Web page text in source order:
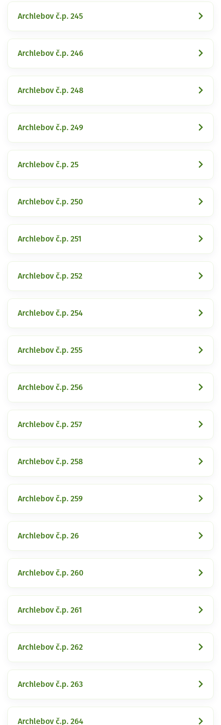
Archlebov č.p. 245
Archlebov č.p. 246
Archlebov č.p. 248
Archlebov č.p. 249
Archlebov č.p. 25
Archlebov č.p. 250
Archlebov č.p. 251
Archlebov č.p. 252
Archlebov č.p. 254
Archlebov č.p. 255
Archlebov č.p. 256
Archlebov č.p. 257
Archlebov č.p. 258
Archlebov č.p. 259
Archlebov č.p. 26
Archlebov č.p. 260
Archlebov č.p. 261
Archlebov č.p. 262
Archlebov č.p. 263
Archlebov č.p. 264